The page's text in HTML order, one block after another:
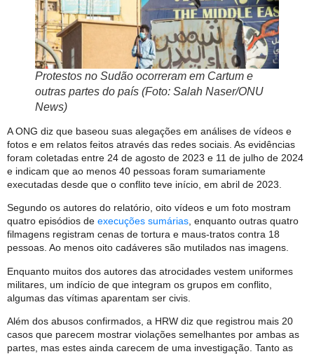
Protestos no Sudão ocorreram em Cartum e
outras partes do país (Foto: Salah Naser/ONU
News)
A ONG diz que baseou suas alegações em análises de vídeos e
fotos e em relatos feitos através das redes sociais. As evidências
foram coletadas entre 24 de agosto de 2023 e 11 de julho de 2024
e indicam que ao menos 40 pessoas foram sumariamente
executadas desde que o conflito teve início, em abril de 2023.
Segundo os autores do relatório, oito vídeos e um foto mostram
quatro episódios de execuções sumárias , enquanto outras quatro
filmagens registram cenas de tortura e maus-tratos contra 18
pessoas. Ao menos oito cadáveres são mutilados nas imagens.
Enquanto muitos dos autores das atrocidades vestem uniformes
militares, um indício de que integram os grupos em conflito,
algumas das vítimas aparentam ser civis.
Além dos abusos confirmados, a HRW diz que registrou mais 20
casos que parecem mostrar violações semelhantes por ambas as
partes, mas estes ainda carecem de uma investigação. Tanto as